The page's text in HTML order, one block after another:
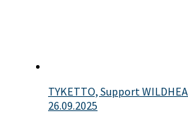
TYKETTO, Support
26.09.2025